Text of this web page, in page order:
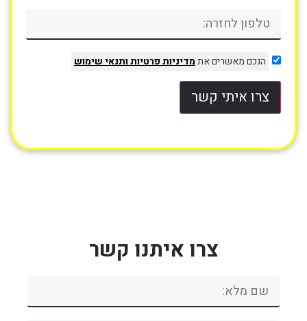
הנכם מאשרים אתמדיניות פרטיותותנאי שימוש
צרו איתי קשר
צרו איתנו קשר